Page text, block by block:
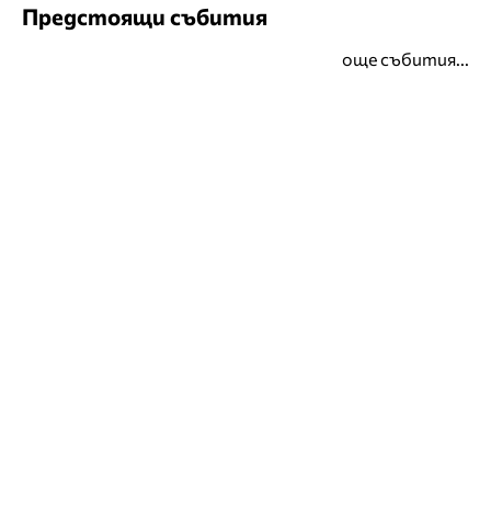
Предстоящи събития
още събития...